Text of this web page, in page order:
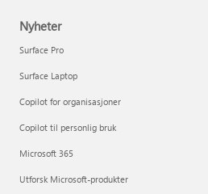
Nyheter
Surface Pro
Surface Laptop
Copilot for organisasjoner
Copilot til personlig bruk
Microsoft 365
Utforsk Microsoft-produkter